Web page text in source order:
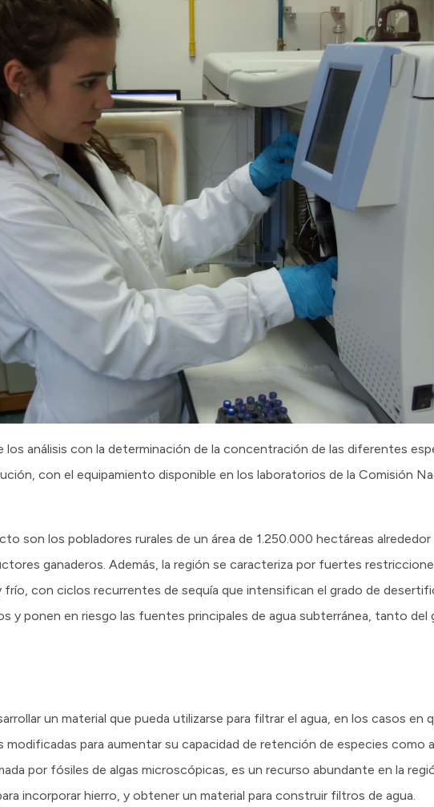
los análisis con la determinación de la concentración de las diferentes
con el equipamiento disponible en los laboratorios de la Comisión
son los pobladores rurales de un área de 1.250.000 hectáreas
ganaderos. Además, la región se caracteriza por fuertes
con ciclos recurrentes de sequía que intensifican el grado de
y ponen en riesgo las fuentes principales de agua subterránea, tanto del
un material que pueda utilizarse para filtrar el agua, en los casos en
modificadas para aumentar su capacidad de retención de especies como
por fósiles de algas microscópicas, es un recurso abundante en la
incorporar hierro, y obtener un material para construir filtros de agua.